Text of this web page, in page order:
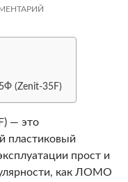
(Zenit-35F)
— это
пластиковый
прост и
как ЛОМО